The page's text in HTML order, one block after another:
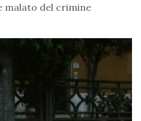
malato del crimine